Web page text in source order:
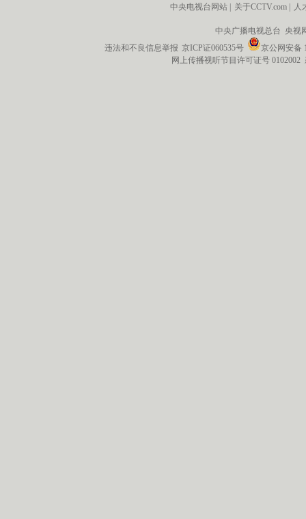
中央电视台网站 | 关于CCTV.com | 人
中央广播电视总台 央视
违法和不良信息举报 京ICP证060535号
京公网安备
网上传播视听节目许可证号 0102002